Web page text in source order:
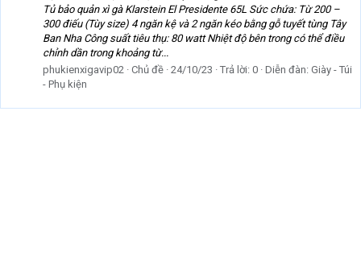
Tủ bảo quản xì gà Klarstein El Presidente 65L Sức chứa: Từ 200 –
300 điếu (Tùy size) 4 ngăn kệ và 2 ngăn kéo bằng gỗ tuyết tùng Tây
Ban Nha Công suất tiêu thụ: 80 watt Nhiệt độ bên trong có thể điều
chỉnh dần trong khoảng từ...
phukienxigavip02 Chủ đề 24/10/23 Trả lời: 0 Diễn đàn: Giày - Túi
- Phụ kiện